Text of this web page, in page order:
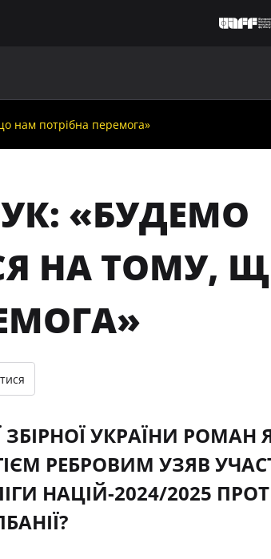
нам потрібна перемога»
«БУДЕМО
НА ТОМУ,
УКРАЇНИ РОМАН
РЕБРОВИМ УЗЯВ
НАЦІЙ-2024/2025